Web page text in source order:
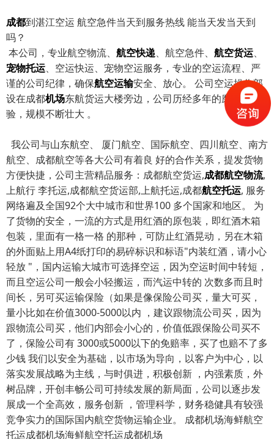
成都到湛江空运 航空急件当天到服务热线 能当天发当天到
吗？
本公司，专业航空物流、 航空快递、航空急件、 航空货运、
宠物托运、空运快运、宠物空运服务，专业的空运流程、严
谨的公司纪律，确保航空运输安全、放心。 公司空运操作部
设在成都机场东航货运大楼旁边，公司历经多年的磨练与考
验，规模不断壮大 。
我公司与山东航空、 厦门航空、国际航空、四川航空、南方
航空、成都航空等各大公司有着良 好的合作关系，提发货物
方便快捷，公司主营精品服务：成都航空货运,成都航空物流,
上航行 李托运,成都航空货运部,上航托运,成都航空托运, 服务
网络遍及全国92个大中城市和世界100 多个国家和地区。 为
了货物的安全，一流的方式是用红酒的原包装，即红酒木箱
包装，里面有一格一格 的那种，可防止红酒晃动，另在木箱
的外面贴上用A4纸打印的易碎标识和标语"内装红酒，请小心
轻放 "，国内运输大城市可选择空运，因为空运时间中转短，
而且空运公司一般会小轻搬运，而汽运中转的 次数多而且时
间长，另可买运输保险（如果是像保险公司买，量大可买，
量小比如在价值3000-5000以内 ，建议跟物流公司买，因为
跟物流公司买，他们内部会小心的，价值低跟保险公司买不
了，保险公司有 3000或5000以下的免赔率，买了也赔不了多
少钱 我们以安全为基础，以市场为导向，以客户为中心，以
落实发展战略为主线，与时俱进，积极创新 ，内强素质，外
树品牌，开创丰畅公司可持续发展的新局面，公司以逐步发
展成一个全高效，服务创新 ，管理科学，财务稳健具有较强
竞争实力的国际国内航空货物运输企业。 成都机场海鲜航空
托运成都机场海鲜航空托运成都机场